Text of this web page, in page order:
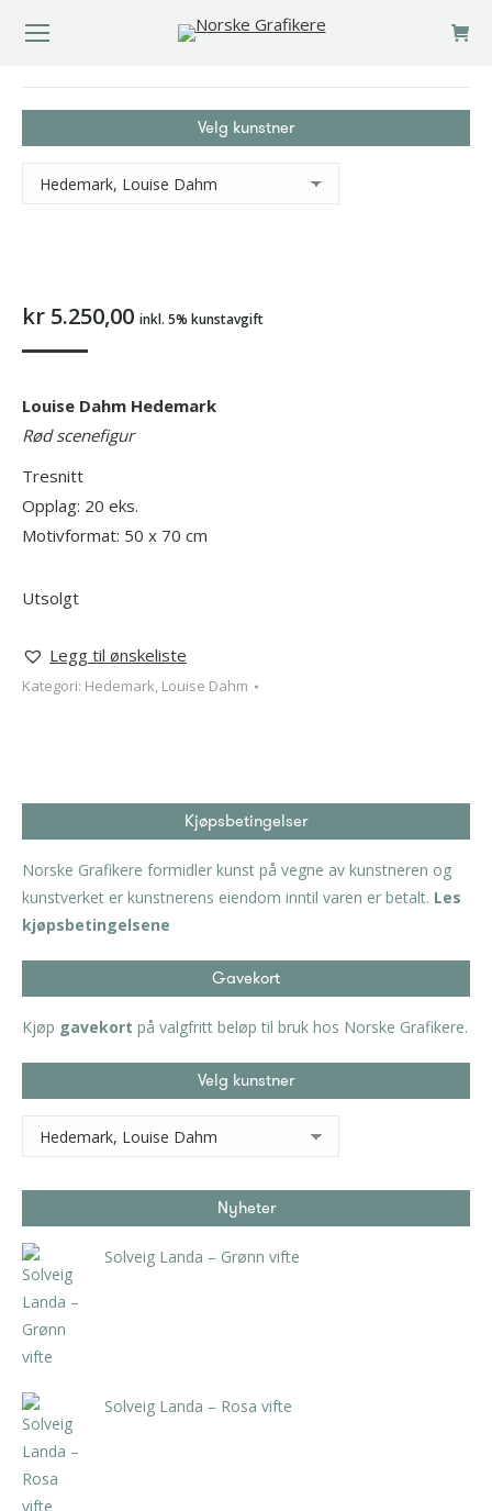
Velg kunstner
kr 5.250,00 inkl. 5% kunstavgift
Louise Dahm Hedemark
Rød scenefigur
Tresnitt
Opplag: 20 eks.
Motivformat: 50 x 70 cm
Utsolgt
Legg til ønskeliste
Kategori: Hedemark, Louise Dahm
Kjøpsbetingelser
Norske Grafikere formidler kunst på vegne av kunstneren og
kunstverket er kunstnerens eiendom inntil varen er betalt. Les
kjøpsbetingelsene
Gavekort
Kjøp gavekort på valgfritt beløp til bruk hos Norske Grafikere.
Velg kunstner
Nyheter
Solveig Landa – Grønn vifte
Solveig Landa – Rosa vifte